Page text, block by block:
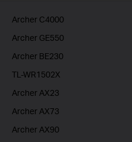
Archer C4000
Archer GE550
Archer BE230
TL-WR1502X
Archer AX23
Archer AX73
Archer AX90